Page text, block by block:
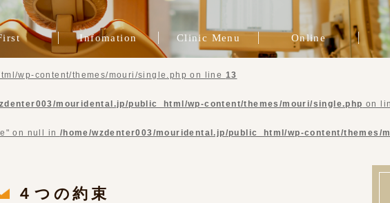
Infomation
症例ブログ
ブログ
スタッフ紹介
治療費
Clinic Menu
精密根管治療
審美歯科
矯正治療
インビザライン
歯周病治療
咬合治療
インプラント治療
補綴治療
プレマタニティ
予防歯科
Online
wp-content/themes/mouri/single.php on line 13
mouridental.jp/public_html/wp-content/themes/mouri/single.php on
on null in /home/wzdenter003/mouridental.jp/public_html/wp-content/themes/
４つの約束